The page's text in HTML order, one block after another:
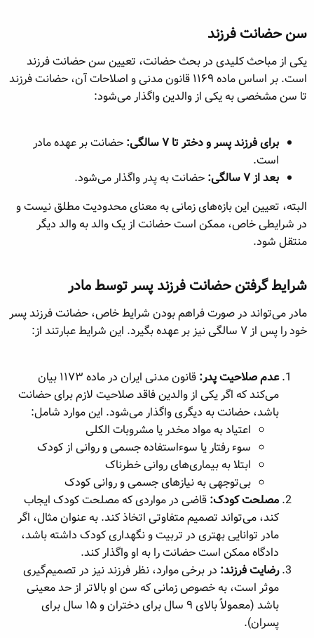
سن حضانت فرزند​
یکی از مباحث کلیدی در بحث حضانت، تعیین سن حضانت فرزند
است. بر اساس ماده ۱۱۶۹ قانون مدنی و اصلاحات آن، حضانت فرزند
تا سن مشخصی به یکی از والدین واگذار می‌شود:
برای فرزند پسر و دختر تا ۷ سالگی:
حضانت بر عهده مادر
است.
بعد از ۷ سالگی:
حضانت به پدر واگذار می‌شود.
البته، تعیین این بازه‌های زمانی به معنای محدودیت مطلق نیست و
در شرایطی خاص، ممکن است حضانت از یک والد به والد دیگر
منتقل شود.
شرایط گرفتن حضانت فرزند پسر توسط مادر​
مادر می‌تواند در صورت فراهم بودن شرایط خاص، حضانت فرزند پسر
خود را پس از ۷ سالگی نیز بر عهده بگیرد. این شرایط عبارتند از:
عدم صلاحیت پدر:
قانون مدنی ایران در ماده ۱۱۷۳ بیان
می‌کند که اگر یکی از والدین فاقد صلاحیت لازم برای حضانت
باشد، حضانت به دیگری واگذار می‌شود. این موارد شامل:
اعتیاد به مواد مخدر یا مشروبات الکلی
سوء رفتار یا سوءاستفاده جسمی و روانی از کودک
ابتلا به بیماری‌های روانی خطرناک
بی‌توجهی به نیازهای جسمی و روانی کودک
مصلحت کودک: قاضی در مواردی که مصلحت کودک ایجاب
کند، می‌تواند تصمیم متفاوتی اتخاذ کند. به عنوان مثال، اگر
مادر توانایی بهتری در تربیت و نگهداری کودک داشته باشد،
دادگاه ممکن است حضانت را به او واگذار کند.
رضایت فرزند: در برخی موارد، نظر فرزند نیز در تصمیم‌گیری
موثر است، به خصوص زمانی که سن او بالاتر از حد معینی
باشد (معمولاً بالای ۹ سال برای دختران و ۱۵ سال برای
پسران).